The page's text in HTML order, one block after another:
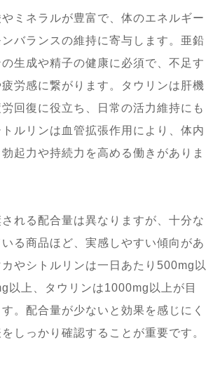
ミネラルが豊富で、体のエネルギー
バランスの維持に寄与します。亜鉛
生成や精子の健康に必須で、不足す
労感に繋がります。タウリンは肝機
回復に役立ち、日常の活力維持にも
ルリンは血管拡張作用により、体内
起力や持続力を高める働きがありま
れる配合量は異なりますが、十分な
る商品ほど、実感しやすい傾向があ
やシトルリンは一日あたり500mg以
以上、タウリンは1000mg以上が目
。配合量が少ないと効果を感じにく
しっかり確認することが重要です。